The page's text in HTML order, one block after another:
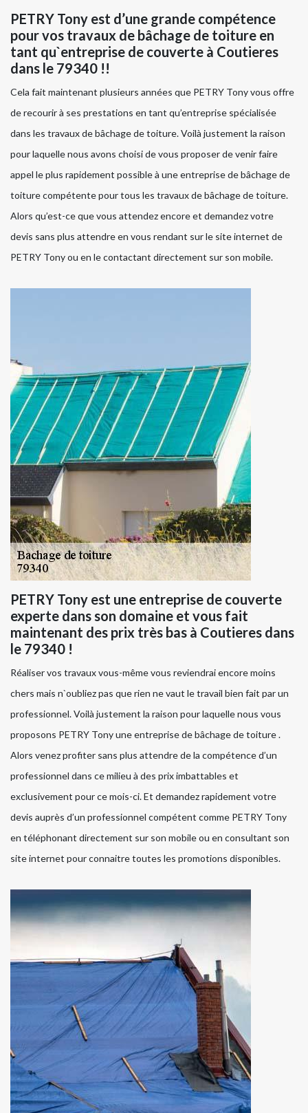
PETRY Tony est d’une grande compétence
pour vos travaux de bâchage de toiture en
tant qu`entreprise de couverte à Coutieres
dans le 79340 !!
Cela fait maintenant plusieurs années que PETRY Tony vous offre
de recourir à ses prestations en tant qu’entreprise spécialisée
dans les travaux de bâchage de toiture. Voilà justement la raison
pour laquelle nous avons choisi de vous proposer de venir faire
appel le plus rapidement possible à une entreprise de bâchage de
toiture compétente pour tous les travaux de bâchage de toiture.
Alors qu’est-ce que vous attendez encore et demandez votre
devis sans plus attendre en vous rendant sur le site internet de
PETRY Tony ou en le contactant directement sur son mobile.
PETRY Tony est une entreprise de couverte
experte dans son domaine et vous fait
maintenant des prix très bas à Coutieres dans
le 79340 !
Réaliser vos travaux vous-même vous reviendrai encore moins
chers mais n`oubliez pas que rien ne vaut le travail bien fait par un
professionnel. Voilà justement la raison pour laquelle nous vous
proposons PETRY Tony une entreprise de bâchage de toiture .
Alors venez profiter sans plus attendre de la compétence d’un
professionnel dans ce milieu à des prix imbattables et
exclusivement pour ce mois-ci. Et demandez rapidement votre
devis auprès d’un professionnel compétent comme PETRY Tony
en téléphonant directement sur son mobile ou en consultant son
site internet pour connaitre toutes les promotions disponibles.